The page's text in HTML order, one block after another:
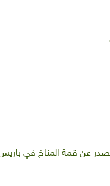
يصدر عن قمة المناخ في